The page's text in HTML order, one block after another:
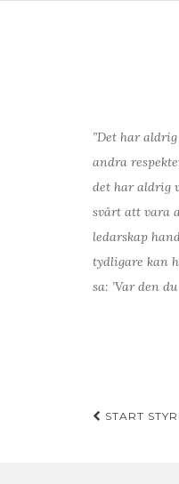
”Det har
andra
det har aldrig
svårt att vara
ledarskap
tydligare kan
sa: ’Var den
START